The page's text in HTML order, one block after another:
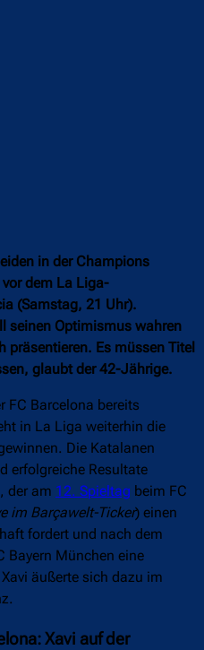
in der Champions
dem La Liga-
(Samstag, 21 Uhr).
seinen Optimismus wahren
präsentieren. Es müssen Titel
glaubt der 42-Jährige.
FC Barcelona bereits
in La Liga weiterhin die
Die Katalanen
erfolgreiche Resultate
der am 12. Spieltag beim FC
im Barçawelt-Ticker) einen
fordert und nach dem
Bayern München eine
äußerte sich dazu im
Xavi auf der